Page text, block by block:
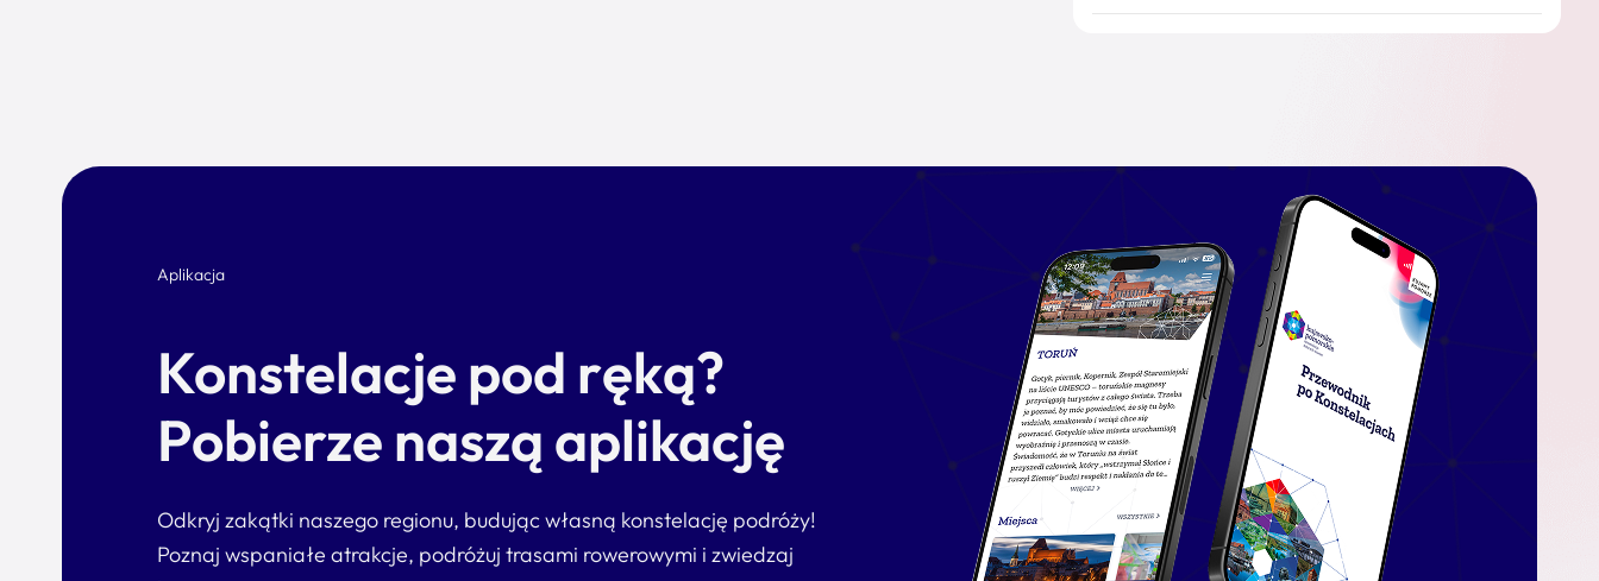
Aplikacja
Konstelacje pod ręką?
Pobierze naszą aplikację
Odkryj zakątki naszego regionu, budując własną konstelację podróży!
Poznaj wspaniałe atrakcje, podróżuj trasami rowerowymi i zwiedzaj